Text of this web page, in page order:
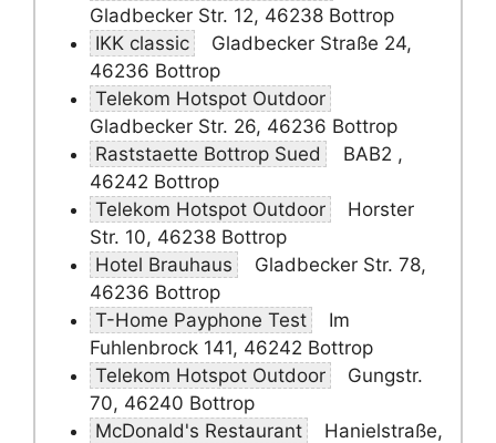
Gladbecker Str. 12, 46238 Bottrop
IKK classic
Gladbecker Straße 24,
46236 Bottrop
Telekom Hotspot Outdoor
Gladbecker Str. 26, 46236 Bottrop
Raststaette Bottrop Sued
BAB2 ,
46242 Bottrop
Telekom Hotspot Outdoor
Horster
Str. 10, 46238 Bottrop
Hotel Brauhaus
Gladbecker Str. 78,
46236 Bottrop
T-Home Payphone Test
Im
Fuhlenbrock 141, 46242 Bottrop
Telekom Hotspot Outdoor
Gungstr.
70, 46240 Bottrop
McDonald's Restaurant
Hanielstraße,